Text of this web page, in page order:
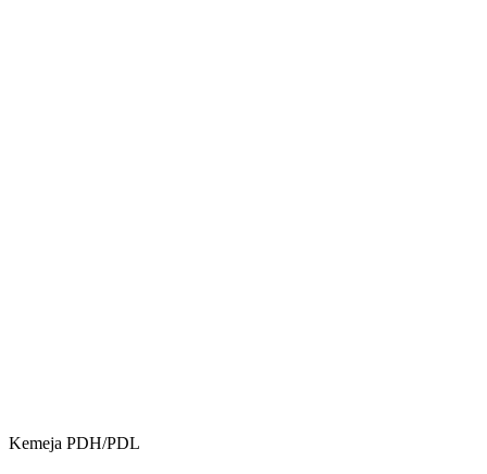
Kemeja PDH/PDL